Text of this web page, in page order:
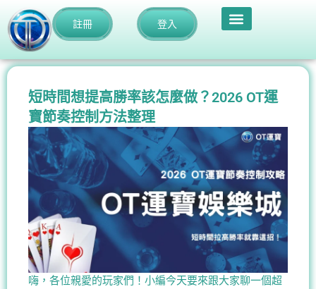
註冊 登入
短時間想提高勝率該怎麼做？2026 OT運
寶節奏控制方法整理
嗨，各位親愛的玩家們！小編今天要來跟大家聊一個超